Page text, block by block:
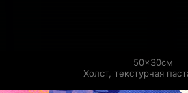
50×30см
Холст, текстурная